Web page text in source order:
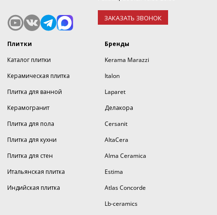
ЗАКАЗАТЬ ЗВОНОК
Плитки
Каталог плитки
Керамическая плитка
Плитка для ванной
Керамогранит
Плитка для пола
Плитка для кухни
Плитка для стен
Итальянская плитка
Индийская плитка
Бренды
Kerama Marazzi
Italon
Laparet
Делакора
Cersanit
AltaCera
Alma Ceramica
Estima
Atlas Concorde
Lb-ceramics